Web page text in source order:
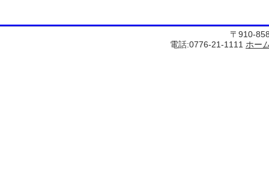
〒910-
電話:0776-21-1111 ホー